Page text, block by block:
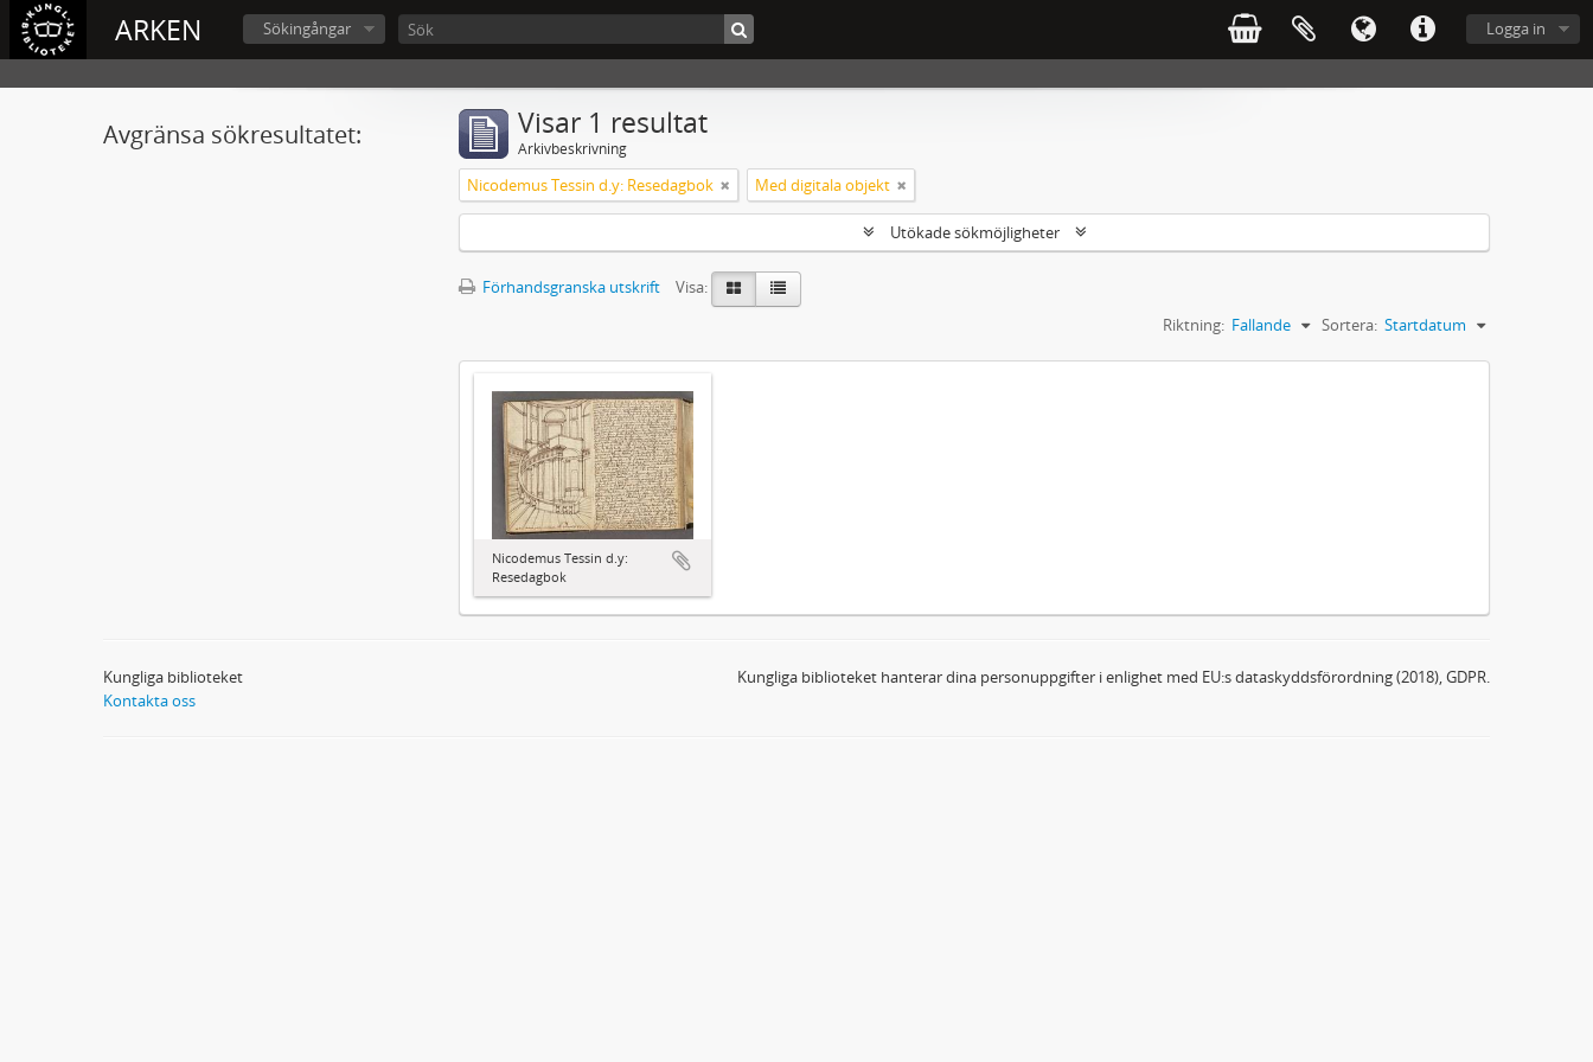
ARKEN Logga in
Sökingångar
Avgränsa sökresultatet: Visar 1 resultat
Arkivbeskrivning
Nicodemus Tessin d.y: Resedagbok Med digitala objekt
Utökade sökmöjligheter
Förhandsgranska utskrift
Visa:
Sortera: Startdatum
Riktning: Fallande
Nicodemus Tessin d.y:
Resedagbok
Kungliga biblioteket
Kontakta oss
Kungliga biblioteket hanterar dina personuppgifter i enlighet med EU:s dataskyddsförordning (2018), GDPR.